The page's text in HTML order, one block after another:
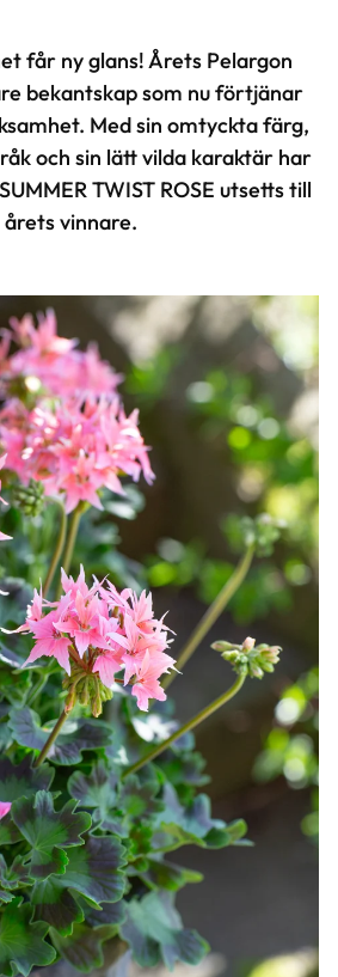
får ny glans! Årets Pelargon
bekantskap som nu förtjänar
Med sin omtyckta färg,
och sin lätt vilda karaktär har
TWIST ROSE utsetts till
årets vinnare.